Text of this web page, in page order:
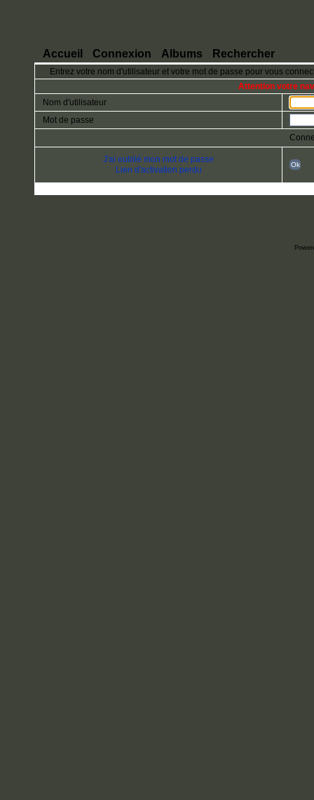
Accueil Connexion Albums Rechercher
Entrez votre nom d'utilisateur et votre mot de passe pour vous
Attention votre
Nom d'utilisateur
Mot de passe
J'ai oublié mon mot de passe
Lien d'activation perdu
Ok